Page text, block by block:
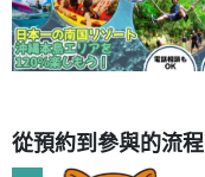
從預約到參與的流程